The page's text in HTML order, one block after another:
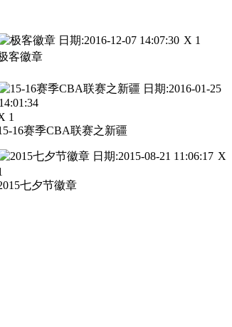
X 1
客徽章
1
16赛季CBA联赛之新疆
X
七夕节徽章